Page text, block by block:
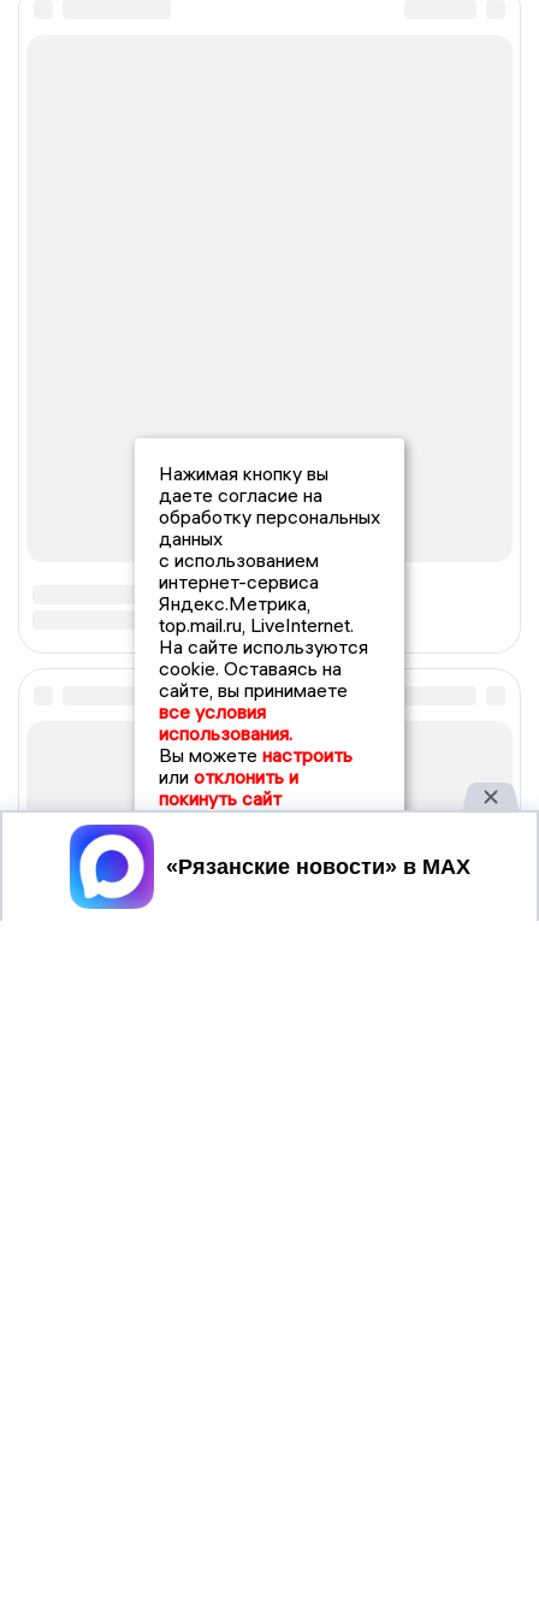
Нажимая кнопку вы
даете согласие на
обработку персональных
данных
с использованием
интернет-сервиса
Яндекс.Метрика,
top.mail.ru, LiveInternet.
На сайте используются
cookie. Оставаясь на
сайте, вы принимаете
все условия
использования.
Вы можете настроить
или отклонить и
покинуть сайт
Принять